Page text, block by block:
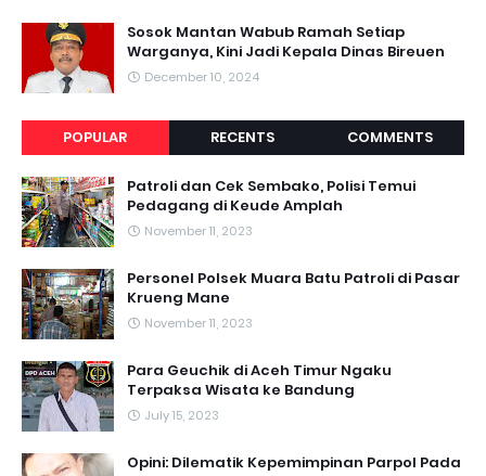
Sosok Mantan Wabub Ramah Setiap
Warganya, Kini Jadi Kepala Dinas Bireuen
December 10, 2024
POPULAR RECENTS COMMENTS
Patroli dan Cek Sembako, Polisi Temui
Pedagang di Keude Amplah
November 11, 2023
Personel Polsek Muara Batu Patroli di Pasar
Krueng Mane
November 11, 2023
Para Geuchik di Aceh Timur Ngaku
Terpaksa Wisata ke Bandung
July 15, 2023
Opini: Dilematik Kepemimpinan Parpol Pada